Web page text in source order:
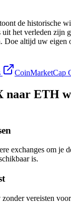
de historische
het verleden zijn
Doe altijd uw eigen
CoinMarketCap
naar ETH
exchanges om je
is.
vereisten